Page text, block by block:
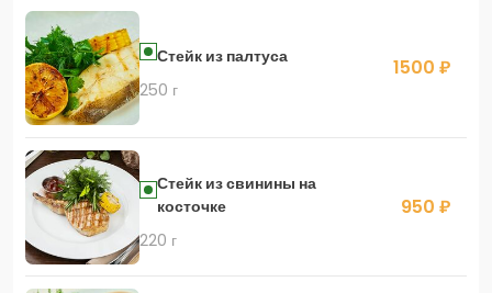
Скидка 400 руб. на первый заказ в приложении!
Скидка 450 руб. на первый заказ в приложении
Стейк из палтуса
250 г
1500 ₽
Стейк из свинины на
косточке
220 г
950 ₽